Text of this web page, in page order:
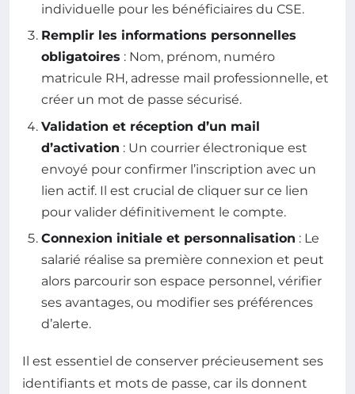
individuelle pour les bénéficiaires du CSE.
Remplir les informations personnelles
obligatoires : Nom, prénom, numéro
matricule RH, adresse mail professionnelle, et
créer un mot de passe sécurisé.
Validation et réception d’un mail
d’activation : Un courrier électronique est
envoyé pour confirmer l’inscription avec un
lien actif. Il est crucial de cliquer sur ce lien
pour valider définitivement le compte.
Connexion initiale et personnalisation : Le
salarié réalise sa première connexion et peut
alors parcourir son espace personnel, vérifier
ses avantages, ou modifier ses préférences
d’alerte.
Il est essentiel de conserver précieusement ses
identifiants et mots de passe, car ils donnent